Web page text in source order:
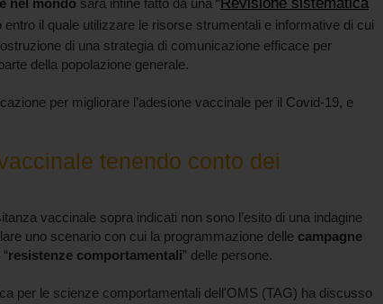
nel mondo sarà infine fatto da una “
il quale utilizzare le risorse strumentali e informative di cui
di una strategia di comunicazione efficace per
della popolazione generale.
per migliorare l’adesione vaccinale per il Covid-19, e
tenendo conto dei
vaccinale sopra indicati non sono l’esito di una indagine
uno scenario con cui la programmazione delle campagne
resistenze comportamentali” delle persone.
per le scienze comportamentali dell'OMS (TAG) ha discusso